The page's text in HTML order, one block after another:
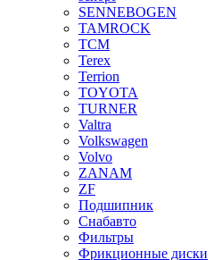
SENNEBOGEN
TAMROCK
TCM
Terex
Terrion
TOYOTA
TURNER
Valtra
Volkswagen
Volvo
ZANAM
ZF
Подшипник
Снабавто
Фильтры
Фрикционные диски